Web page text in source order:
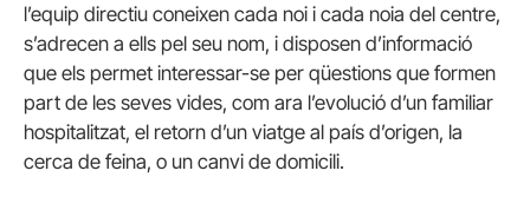
l’equip directiu coneixen cada noi i cada noia del centre,
s’adrecen a ells pel seu nom, i disposen d’informació
que els permet interessar-se per qüestions que formen
part de les seves vides, com ara l’evolució d’un familiar
hospitalitzat, el retorn d’un viatge al país d’origen, la
cerca de feina, o un canvi de domicili.